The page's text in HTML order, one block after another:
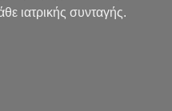
ιατρικής συνταγής.